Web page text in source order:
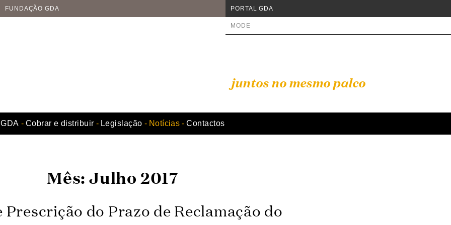
FUNDAÇÃO GDA PORTAL GDA
juntos no mesmo palco
MODE
GDA Cobrar e distribuir Legislação Notícias Contactos
Mês: Julho 2017
Prescrição do Prazo de Reclamação do